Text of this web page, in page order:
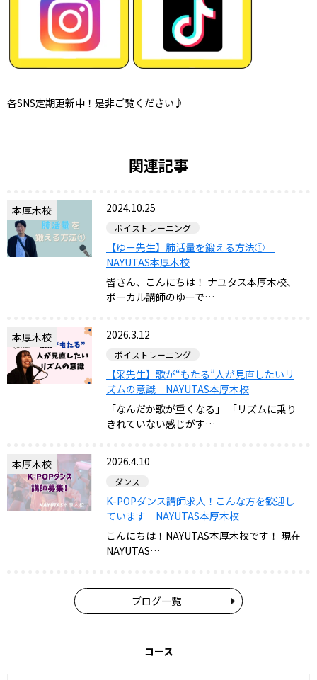
各SNS定期更新中！是非ご覧ください♪
関連記事
本厚木校 2024.10.25
ボイストレーニング
【ゆー先生】肺活量を鍛える方法①｜
NAYUTAS本厚木校
皆さん、こんにちは！ ナユタス本厚木校、
ボーカル講師のゆーで…
本厚木校 2026.3.12
ボイストレーニング
【采先生】歌が“もたる”人が見直したいリ
ズムの意識｜NAYUTAS本厚木校
「なんだか歌が重くなる」 「リズムに乗り
きれていない感じがす…
本厚木校 2026.4.10
ダンス
K-POPダンス講師求人！こんな方を歓迎し
ています｜NAYUTAS本厚木校
こんにちは！NAYUTAS本厚木校です！ 現在
NAYUTAS…
ブログ一覧
コース